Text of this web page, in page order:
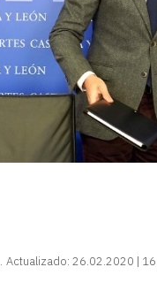
Actualizado: 26.02.2020 |